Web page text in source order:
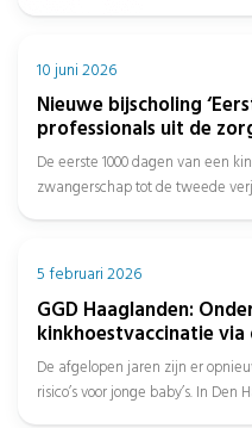
10 juni 2026
Nieuwe bijscholing
professionals uit de
De eerste 1000 dagen van een
zwangerschap tot de tweede
5 februari 2026
GGD Haaglanden:
kinkhoestvaccinatie
De afgelopen jaren zijn er
risico’s voor jonge baby’s. In Den